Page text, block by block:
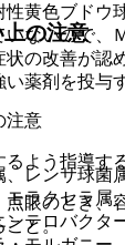
の注意
注意
よう指導す
眼のとき、
こと。
黄色ブドウ
ないので、
の改善が認
薬剤を投与
レンサ球菌
ラクセラ属
テロバクタ